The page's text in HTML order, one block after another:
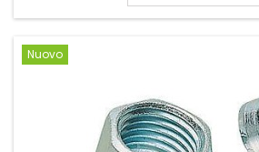
Nuovo